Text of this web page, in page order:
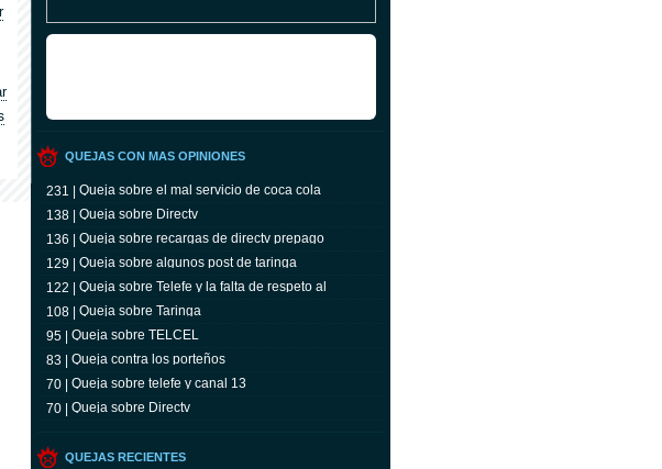
QUEJAS CON MAS OPINIONES
231 | Queja sobre el mal servicio de coca cola
138 | Queja sobre Directv
136 | Queja sobre recargas de directv prepago
129 | Queja sobre algunos post de taringa
122 | Queja sobre Telefe y la falta de respeto al
televidente
108 | Queja sobre Taringa
95 | Queja sobre TELCEL
83 | Queja contra los porteños
70 | Queja sobre telefe y canal 13
70 | Queja sobre Directv
QUEJAS RECIENTES